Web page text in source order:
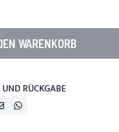
WARENKORB
RÜCKGABE